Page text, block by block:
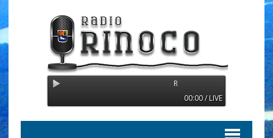
Radio Orinoco - Transmitiendo
00:00 / LIVE